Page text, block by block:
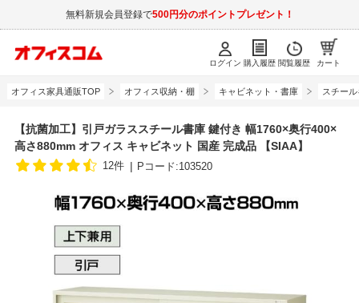
無料新規会員登録で500円分のポイントプレゼント！
ログイン 購入履歴 閲覧履歴 カート
オフィス家具通販TOP オフィス収納・棚 キャビネット・書庫 スチー
【抗菌加工】引戸ガラススチール書庫 鍵付き 幅1760×奥行400×
高さ880mm オフィス キャビネット 国産 完成品 【SIAA】
12件 Pコード:103520